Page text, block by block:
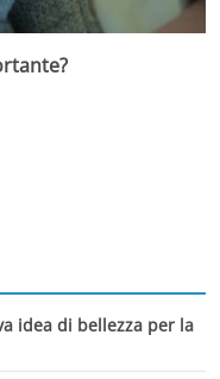
idea di bellezza per la